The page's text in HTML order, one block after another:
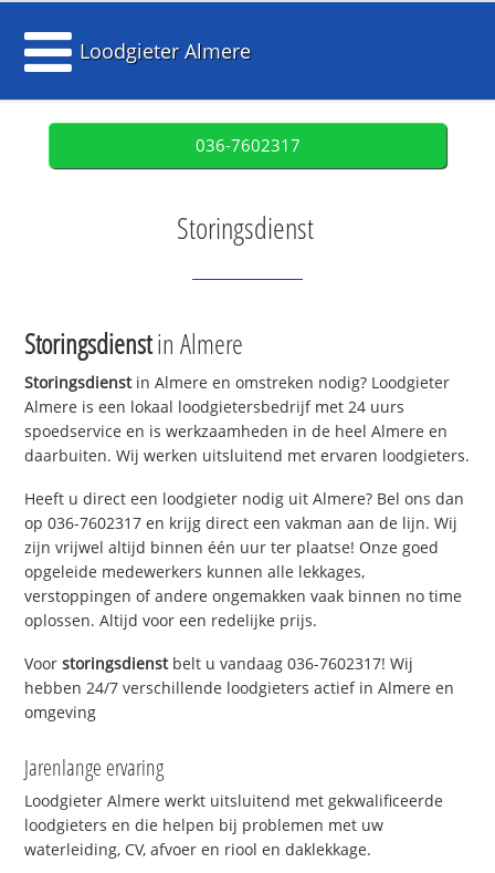
Loodgieter Almere
036-7602317
Storingsdienst
Storingsdienstin Almere
Storingsdienstin Almere en omstreken nodig? Loodgieter
Almere is een lokaal loodgietersbedrijf met 24 uurs
spoedservice en is werkzaamheden in de heel Almere en
daarbuiten. Wij werken uitsluitend met ervaren loodgieters.
Heeft u direct een loodgieter nodig uit Almere? Bel ons dan
op 036-7602317 en krijg direct een vakman aan de lijn. Wij
zijn vrijwel altijd binnen één uur ter plaatse! Onze goed
opgeleide medewerkers kunnen alle lekkages,
verstoppingen of andere ongemakken vaak binnen no time
oplossen. Altijd voor een redelijke prijs.
Voorstoringsdienstbelt u vandaag 036-7602317! Wij
hebben 24/7 verschillende loodgieters actief in Almere en
omgeving
Jarenlange ervaring
Loodgieter Almere werkt uitsluitend met gekwalificeerde
loodgieters en die helpen bij problemen met uw
waterleiding, CV, afvoer en riool en daklekkage.